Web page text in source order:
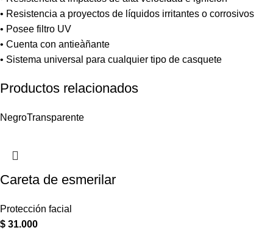
• Resistencia a proyectos de líquidos irritantes o corrosivos
• Posee filtro UV
• Cuenta con antieàñante
• Sistema universal para cualquier tipo de casquete
Productos relacionados
NegroTransparente
Careta de esmerilar
Protección facial
$ 31.000